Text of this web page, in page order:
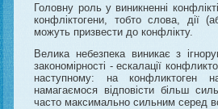
Головну роль у виникненні
конфліктогени, тобто слова, дії
можуть призвести до конфлікту.
Велика небезпека виникає з
закономірності - ескалації
наступному: на
намагаємося відповісти більш
часто максимально сильним серед